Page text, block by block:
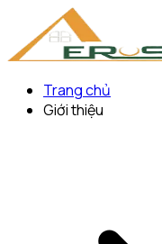
Trang chủ
Giới thiệu